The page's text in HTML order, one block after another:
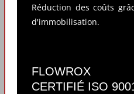
Réduction des coûts
d'immobilisation.
FLOWROX
CERTIFIÉ ISO